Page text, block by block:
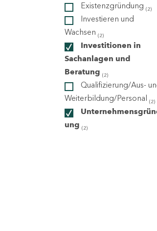
Existenzgründung (2)
Investieren und
Wachsen (2)
Investitionen in
Sachanlagen und
Beratung (2)
Qualifizierung/Aus-
Weiterbildung/Personal (2)
ung (2)